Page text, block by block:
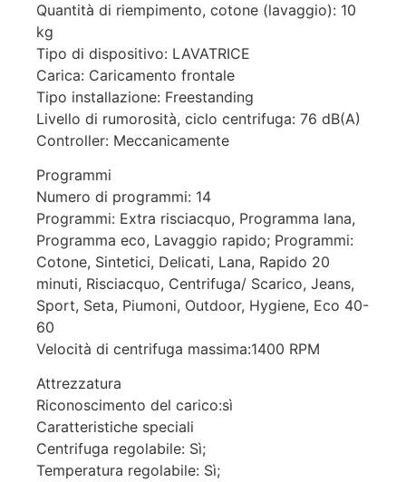
Quantità di riempimento, cotone (lavaggio): 10
kg
Tipo di dispositivo: LAVATRICE
Carica: Caricamento frontale
Tipo installazione: Freestanding
Livello di rumorosità, ciclo centrifuga: 76 dB(A)
Controller: Meccanicamente
Programmi
Numero di programmi: 14
Programmi: Extra risciacquo, Programma lana,
Programma eco, Lavaggio rapido; Programmi:
Cotone, Sintetici, Delicati, Lana, Rapido 20
minuti, Risciacquo, Centrifuga/ Scarico, Jeans,
Sport, Seta, Piumoni, Outdoor, Hygiene, Eco 40-
60
Velocità di centrifuga massima:1400 RPM
Attrezzatura
Riconoscimento del carico:sì
Caratteristiche speciali
Centrifuga regolabile: Sì;
Temperatura regolabile: Sì;